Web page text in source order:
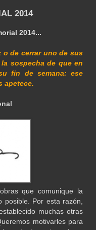
2014
2014...
o de cerrar uno de sus
sospecha de que en
fin de semana: ese
apetece.
que comunique la
posible. Por esta razón,
muchas otras
motivarles para